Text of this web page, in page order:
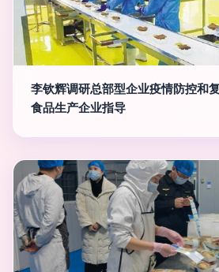
李钦辉调研总部型企业疫情防控和
食品生产企业指导